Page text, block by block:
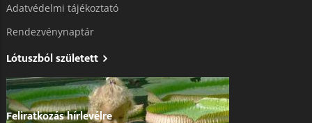
Adatvédelmi tájékoztató​
Rendezvénynaptár
Lótuszból született
Feliratkozás hírlevélre